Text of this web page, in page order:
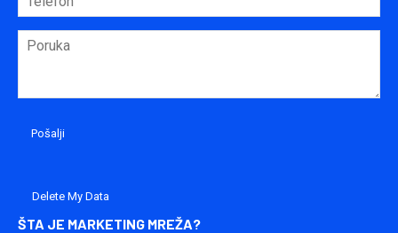
Delete My Data
ŠTA JE MARKETING MREŽA?